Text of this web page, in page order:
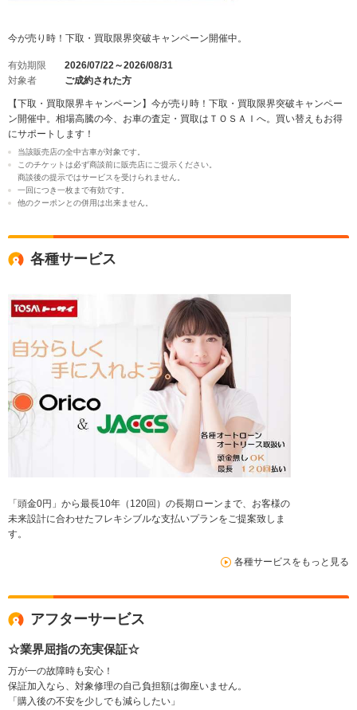
今が売り時！下取・買取限界突破キャンペーン開催中。
有効期限
2026/07/22～2026/08/31
対象者
ご成約された方
【下取・買取限界キャンペーン】今が売り時！下取・買取限界突破キャンペー
ン開催中。相場高騰の今、お車の査定・買取はＴＯＳＡＩへ。買い替えもお得
にサポートします！
当該販売店の全中古車が対象です。
このチケットは必ず商談前に販売店にご提示ください。
商談後の提示ではサービスを受けられません。
一回につき一枚まで有効です。
他のクーポンとの併用は出来ません。
各種サービス
「頭金0円」から最長10年（120回）の長期ローンまで、お客様の
未来設計に合わせたフレキシブルな支払いプランをご提案致しま
す。
各種サービスをもっと見る
アフターサービス
☆業界屈指の充実保証☆
万が一の故障時も安心！
保証加入なら、対象修理の自己負担額は御座いません。
「購入後の不安を少しでも減らしたい」